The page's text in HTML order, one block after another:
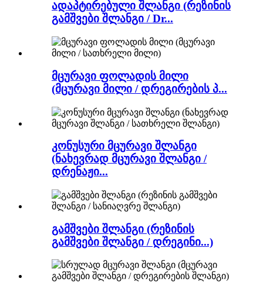
ადაპტირებული შლანგი (რეზინის
გამშვები შლანგი / Dr...
მცურავი ფოლადის მილი
(მცურავი მილი / დრეგირების პ...
კონუსური მცურავი შლანგი
(ნახევრად მცურავი შლანგი /
დრენაჟი...
გამშვები შლანგი (რეზინის
გამშვები შლანგი / დრეგინი...)